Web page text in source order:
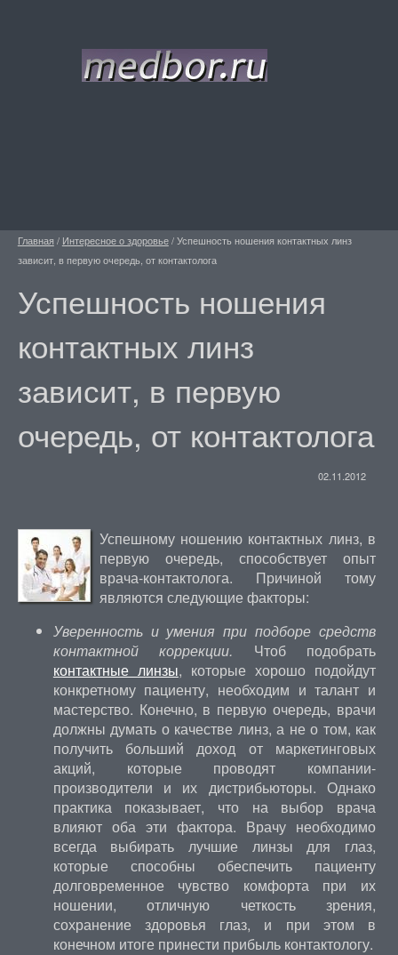
Главная / Интересное о здоровье/Успешность ношения контактных линз
зависит, в первую очередь, от контактолога
Успешность ношения
контактных линз
зависит, в первую
очередь, от контактолога
02.11.2012
Успешному ношению контактных линз, в
первую очередь, способствует опыт
врача-контактолога. Причиной тому
являются следующие факторы:
Уверенность и умения при подборе средств
контактной коррекции. Чтоб подобрать
контактные линзы, которые хорошо подойдут
конкретному пациенту, необходим и талант и
мастерство. Конечно, в первую очередь, врачи
должны думать о качестве линз, а не о том, как
получить больший доход от маркетинговых
акций, которые проводят компании-
производители и их дистрибьюторы. Однако
практика показывает, что на выбор врача
влияют оба эти фактора. Врачу необходимо
всегда выбирать лучшие линзы для глаз,
которые способны обеспечить пациенту
долговременное чувство комфорта при их
ношении, отличную четкость зрения,
сохранение здоровья глаз, и при этом в
конечном итоге принести прибыль контактологу.